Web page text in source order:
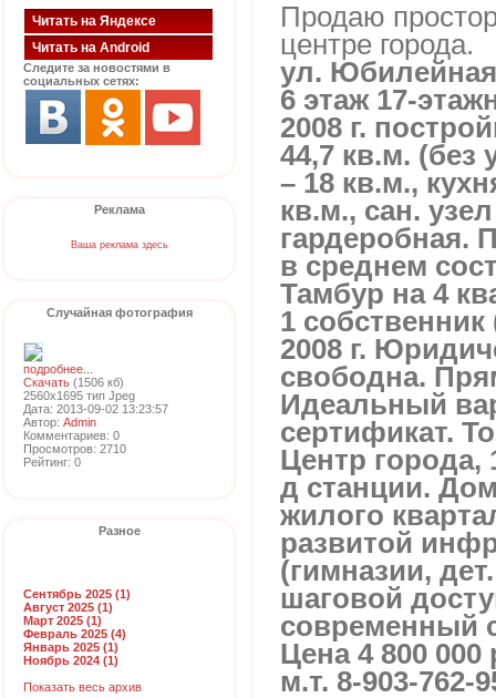
Читать на Яндексе
Читать на Android
Следите за новостями в
социальных сетях:
Реклама
Ваша реклама здесь
Случайная фотография
подробнее...
Скачать (1506 кб)
2560x1695 тип Jpeg
Дата: 2013-09-02 13:23:57
Автор: Admin
Комментариев: 0
Просмотров: 2710
Рейтинг: 0
Разное
Сентябрь 2025 (1)
Август 2025 (1)
Март 2025 (1)
Февраль 2025 (4)
Январь 2025 (1)
Ноябрь 2024 (1)
Показать весь архив
Продаю
центре города.
ул.
6 этаж 17-
2008 г.
44,7 кв.м. (без
– 18 кв.м.,
кв.м., сан.
гардеробная.
в среднем
Тамбур на 4
1
2008 г.
свободна.
Идеальный
сертификат.
Центр
д станции.
жилого
развитой
(гимназии,
шаговой
современный
Цена 4 800 000
м.т. 8-903-762-